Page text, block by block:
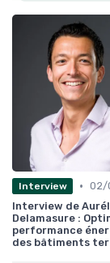
Interview • 02/
Interview de
Delamasure :
performance
des bâtiments